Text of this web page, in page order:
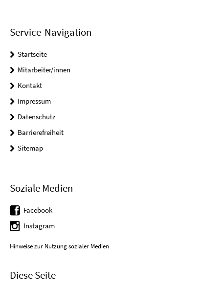
Service-Navigation
Startseite
Mitarbeiter/innen
Kontakt
Impressum
Datenschutz
Barrierefreiheit
Sitemap
Soziale Medien
Facebook
Instagram
Hinweise zur Nutzung sozialer Medien
Diese Seite